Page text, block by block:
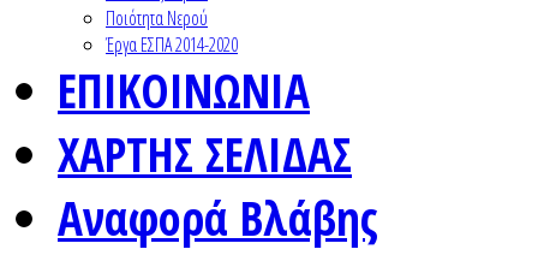
Ποιότητα Νερού
Έργα ΕΣΠΑ 2014-2020
ΕΠΙΚΟΙΝΩΝΙΑ
ΧΑΡΤΗΣ ΣΕΛΙΔΑΣ
Αναφορά Βλάβης